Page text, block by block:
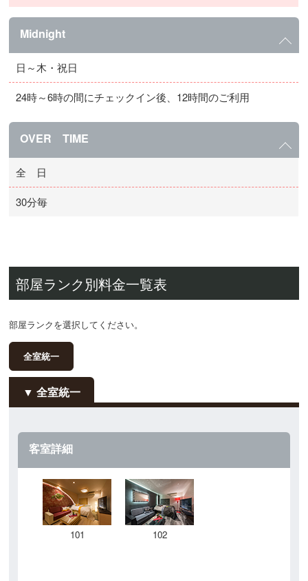
Midnight
日～木・祝日
24時～6時の間にチェックイン後、12時間のご利用
OVER TIME
全 日
30分毎
部屋ランク別料金一覧表
部屋ランクを選択してください。
全室統一
全室統一
客室詳細
101 102